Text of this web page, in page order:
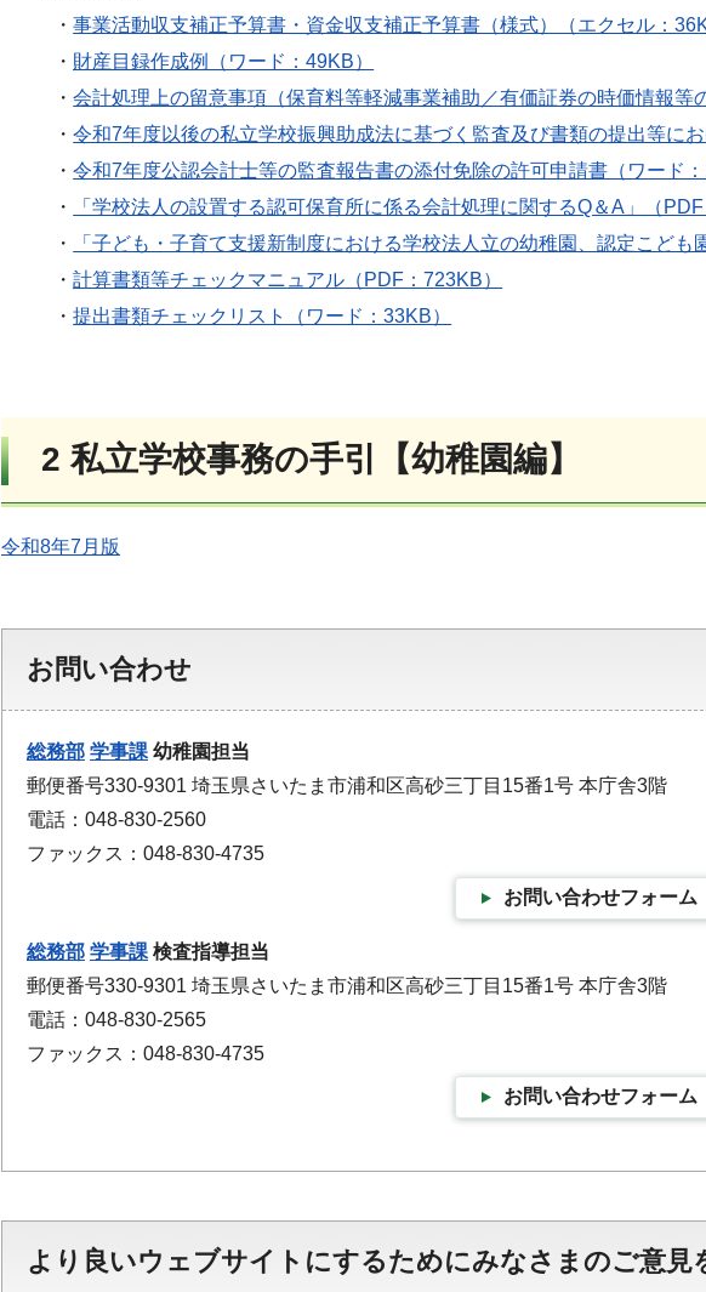
・事業活動収支補正予算書・資金収支補正予算書（様式）（エクセル：
・ 財産目録作成例（ワード：49KB）
・会計処理上の留意事項（保育料等軽減事業補助／有価証券の時価情報等
・令和7年度以後の私立学校振興助成法に基づく監査及び書類の提出等に
・令和7年度公認会計士等の監査報告書の添付免除の許可申請書（ワード：
・
「学校法人の設置する認可保育所に係る会計処理に関するQ＆A」（PDF
・
「子ども・子育て支援新制度における学校法人立の幼稚園、認定こども
・計算書類等チェックマニュアル（PDF：723KB）
・提出書類チェックリスト（ワード：33KB）
2 私立学校事務の手引【幼稚園編】
令和8年7月版
お問い合わせ
総務部 学事課 幼稚園担当
郵便番号330-9301 埼玉県さいたま市浦和区高砂三丁目15番1号 本庁舎3階
電話：048-830-2560
ファックス：048-830-4735
お問い合わせフォーム
総務部 学事課 検査指導担当
郵便番号330-9301 埼玉県さいたま市浦和区高砂三丁目15番1号 本庁舎3階
電話：048-830-2565
ファックス：048-830-4735
お問い合わせフォーム
より良いウェブサイトにするためにみなさまのご意見